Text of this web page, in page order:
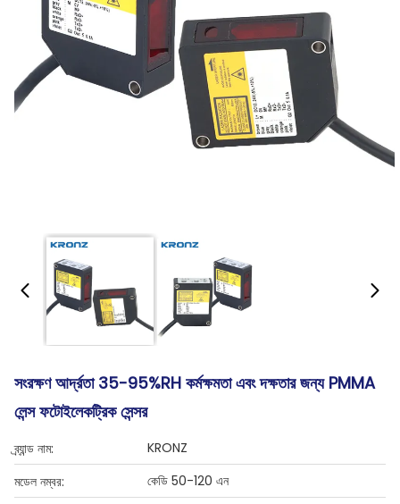
সংরক্ষণ আর্দ্রতা 35-95%RH কর্মক্ষমতা এবং দক্ষতার জন্য PMMA
লেন্স ফটোইলেকট্রিক সেন্সর
ব্র্যান্ড নাম:
KRONZ
মডেল নম্বর:
কেডি 50-120 এন